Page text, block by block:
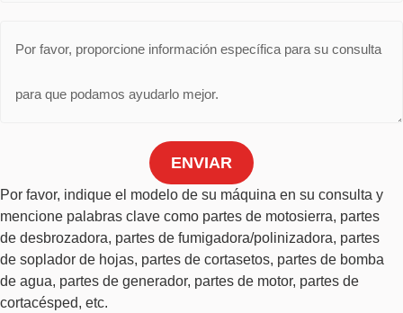
ENVIAR
Por favor, indique el modelo de su máquina en su consulta y
mencione palabras clave como partes de motosierra, partes
de desbrozadora, partes de fumigadora/polinizadora, partes
de soplador de hojas, partes de cortasetos, partes de bomba
de agua, partes de generador, partes de motor, partes de
cortacésped, etc.